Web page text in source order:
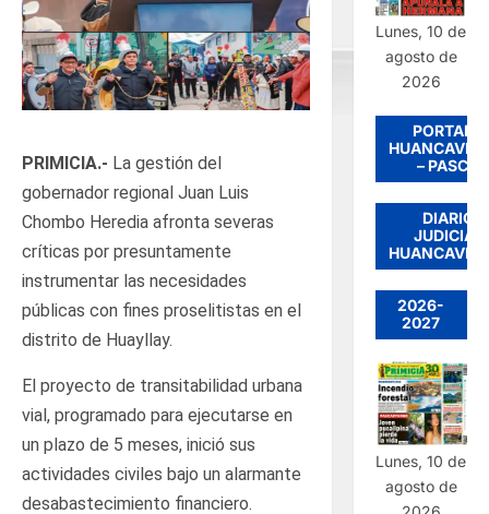
PRIMICIA.- La gestión del
gobernador regional Juan Luis
Chombo Heredia afronta severas
críticas por presuntamente
instrumentar las necesidades
públicas con fines proselitistas en el
distrito de Huayllay.
El proyecto de transitabilidad urbana
vial, programado para ejecutarse en
un plazo de 5 meses, inició sus
actividades civiles bajo un alarmante
desabastecimiento financiero.
Lunes, 10 de
agosto de
2026
PORTADA
– PASCO
DIARIO
JUDICIAL
2026-
2027
Lunes, 10 de
agosto de